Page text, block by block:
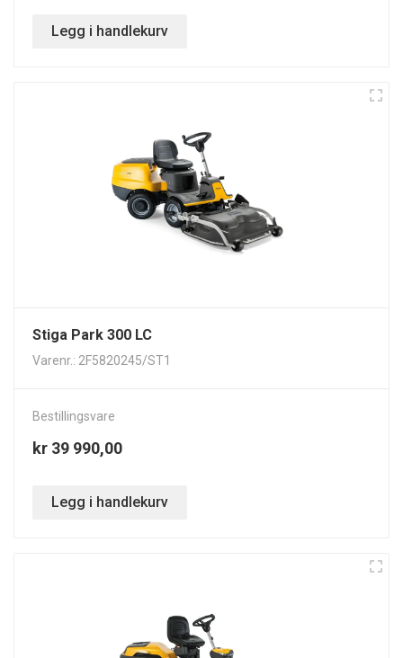
Legg i handlekurv
Stiga Park 300 LC
Varenr.: 2F5820245/ST1
Bestillingsvare
kr 39 990,00
Legg i handlekurv